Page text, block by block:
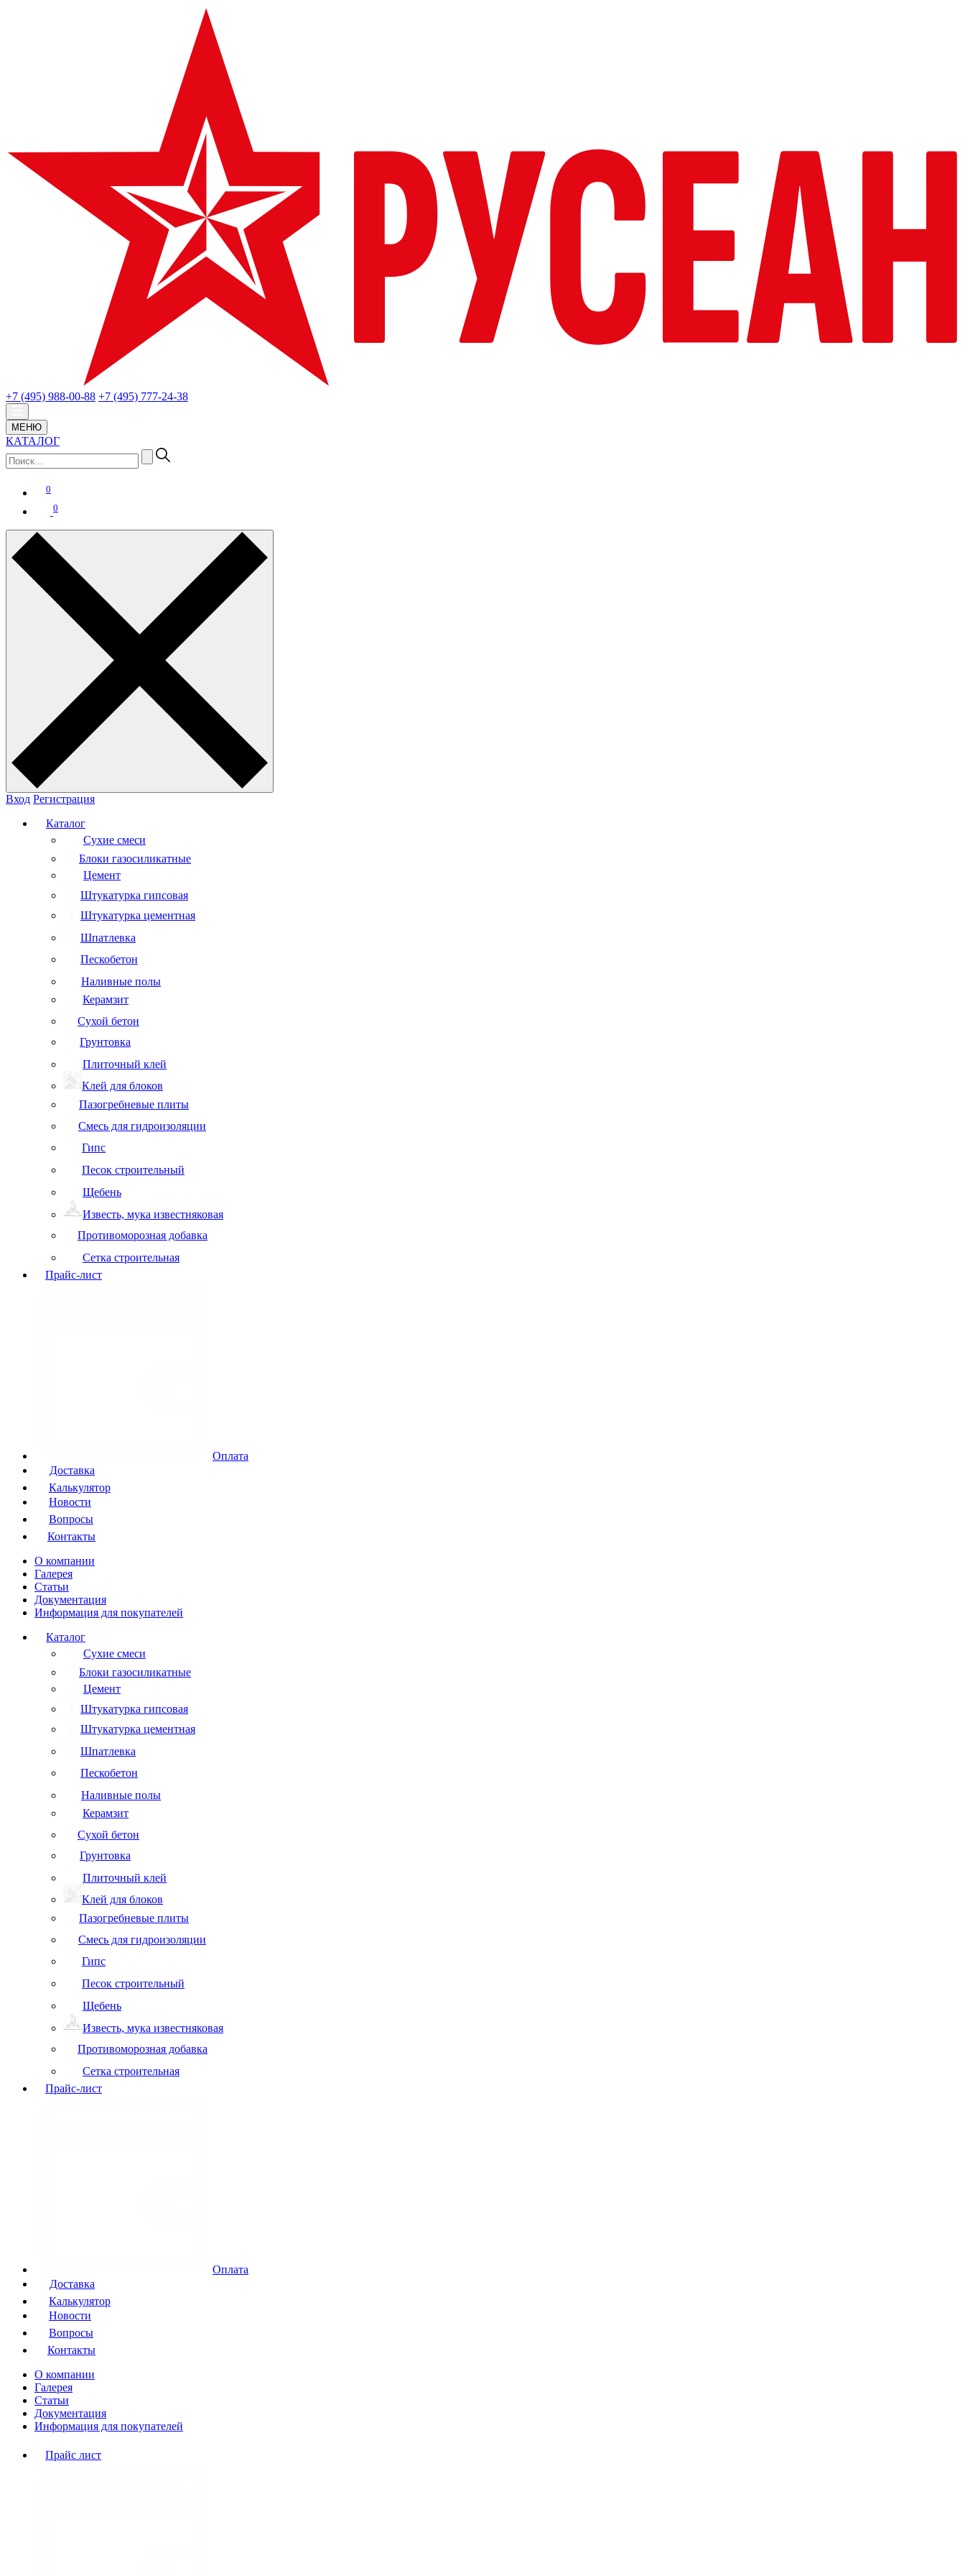
+7 (495) 988-00-88 +7 (495) 777-24-38
МЕНЮ
КАТАЛОГ
0
0
Вход Регистрация
Каталог
Сухие смеси
Блоки газосиликатные
Цемент
Штукатурка гипсовая
Штукатурка цементная
Шпатлевка
Пескобетон
Наливные полы
Керамзит
Сухой бетон
Грунтовка
Плиточный клей
Клей для блоков
Пазогребневые плиты
Смесь для гидроизоляции
Гипс
Песок строительный
Щебень
Известь, мука известняковая
Противоморозная добавка
Сетка строительная
Прайс-лист
Оплата
Доставка
Калькулятор
Новости
Вопросы
Контакты
О компании
Галерея
Статьи
Документация
Информация для покупателей
Каталог
Сухие смеси
Блоки газосиликатные
Цемент
Штукатурка гипсовая
Штукатурка цементная
Шпатлевка
Пескобетон
Наливные полы
Керамзит
Сухой бетон
Грунтовка
Плиточный клей
Клей для блоков
Пазогребневые плиты
Смесь для гидроизоляции
Гипс
Песок строительный
Щебень
Известь, мука известняковая
Противоморозная добавка
Сетка строительная
Прайс-лист
Оплата
Доставка
Калькулятор
Новости
Вопросы
Контакты
О компании
Галерея
Статьи
Документация
Информация для покупателей
Прайс лист